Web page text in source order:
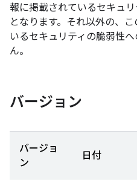
報に掲載されているセキュ
となります。それ以外の、
いるセキュリティの脆弱性
ん。
バージョン
バージョ
ン
日付